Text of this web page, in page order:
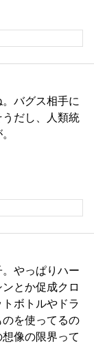
バグス相手に
だし、人類統
やっぱりハー
とか促成クロ
ボトルやドラ
を使ってるの
像の限界って